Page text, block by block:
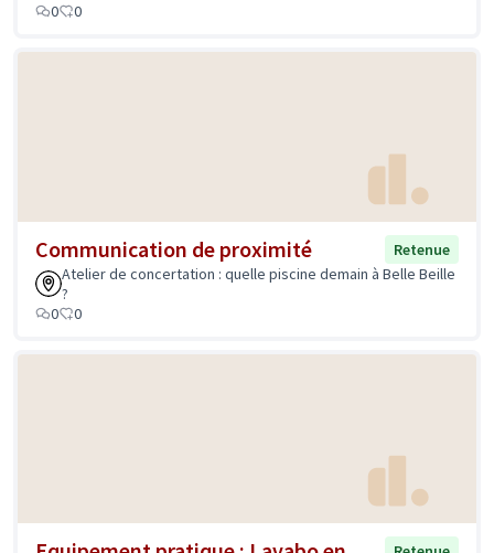
0
0
Communication de proximité
Retenue
Atelier de concertation : quelle piscine demain à Belle Beille
?
0
0